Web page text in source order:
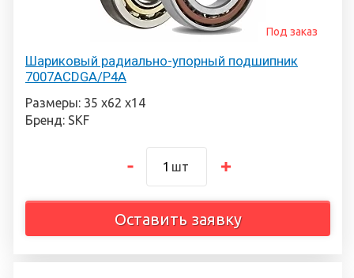
Шариковый радиально-упорный подшипник
7007ACDGA/P4A
Под заказ
Размеры: 35 х62 х14
Бренд: SKF
шт
Оставить заявку